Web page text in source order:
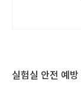
실험실 안전 예